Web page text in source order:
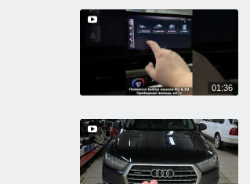
01:36